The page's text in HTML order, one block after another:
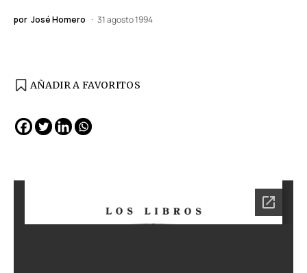
por José Homero 31 agosto 1994
AÑADIR A FAVORITOS